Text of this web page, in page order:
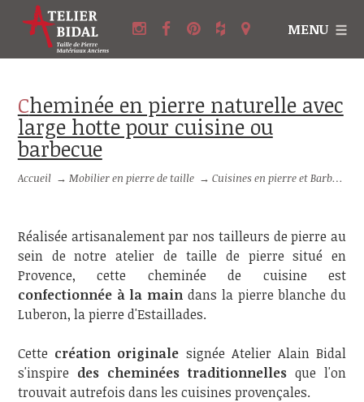
MENU
Cheminée en pierre naturelle avec
large hotte pour cuisine ou
barbecue
Accueil → Mobilier en pierre de taille →Cuisines en pierre et Barbecues en pierre
Réalisée artisanalement par nos tailleurs de pierre au
sein de notre atelier de taille de pierre situé en
Provence, cette cheminée de cuisine est
confectionnée à la main dans la pierre blanche du
Luberon, la pierre d'Estaillades.
Cette création originale signée Atelier Alain Bidal
s'inspire des cheminées traditionnelles que l'on
trouvait autrefois dans les cuisines provençales.